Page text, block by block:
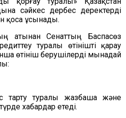
сәйкес дербес деректерді
қоса ұсынады.
атынан Сенаттың Баспасөз
туралы өтінішті қарау
өтініш берушілерді мынадай
тарту туралы жазбаша және
хабардар етеді.